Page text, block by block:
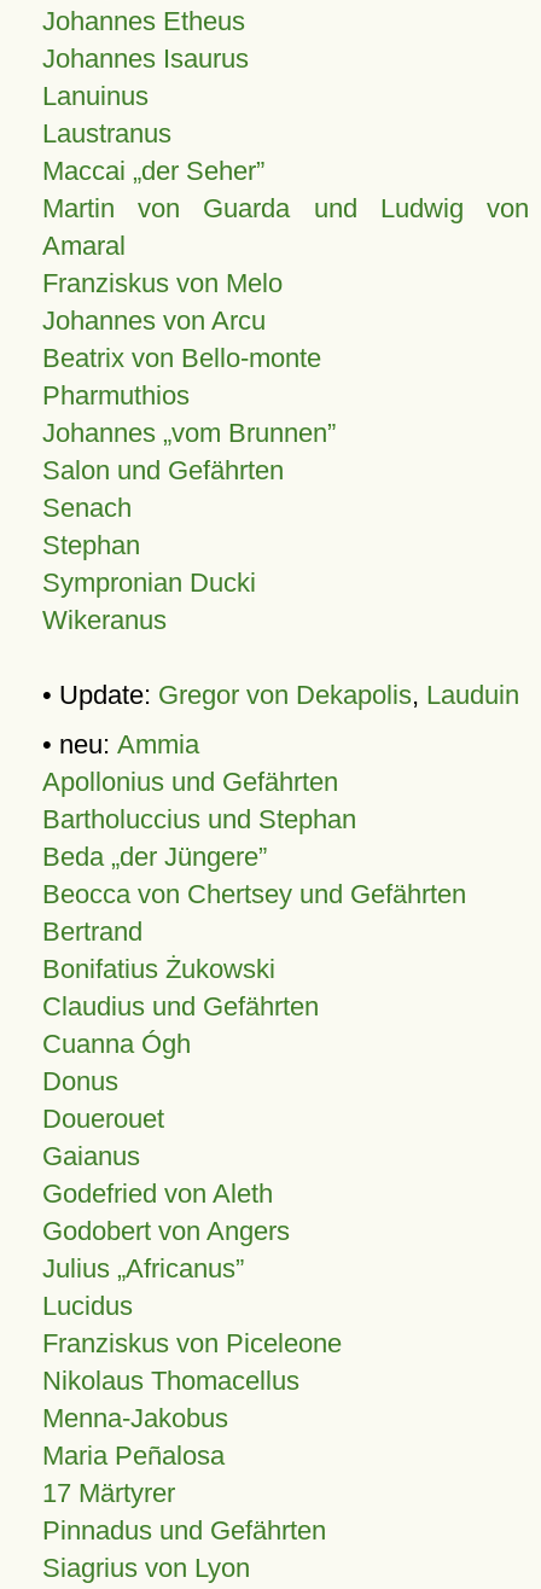
Johannes Etheus
Johannes Isaurus
Lanuinus
Laustranus
Maccai „der Seher”
Martin von Guarda und Ludwig von
Amaral
Franziskus von Melo
Johannes von Arcu
Beatrix von Bello-monte
Pharmuthios
Johannes vom Brunnen
Salon und Gefährten
Senach
Stephan
Sympronian Ducki
Wikeranus
• Update: Gregor von Dekapolis, Lauduin
• neu: Ammia
Apollonius und Gefährten
Bartholuccius und Stephan
Beda „der Jüngere”
Beocca von Chertsey und Gefährten
Bertrand
Bonifatius Żukowski
Claudius und Gefährten
Cuanna Ógh
Donus
Douerouet
Gaianus
Godefried von Aleth
Godobert von Angers
Julius Africanus
Lucidus
Franziskus von Piceleone
Nikolaus Thomacellus
Menna-Jakobus
Maria Peñalosa
17 Märtyrer
Pinnadus und Gefährten
Siagrius von Lyon